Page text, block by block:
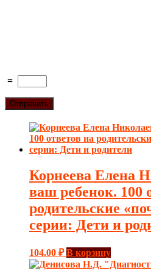
=
Корнеева Елена
ваш ребенок. 100
родительские
серии: Дети и
104.00 ₽ В корзину